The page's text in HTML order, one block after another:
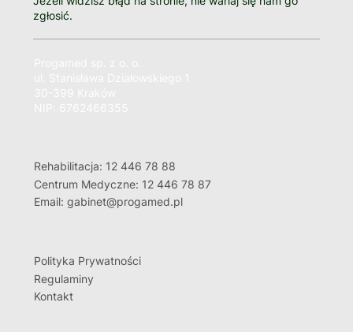
zgłosić.
Rehabilitacja: 12 446 78 88
Centrum Medyczne: 12 446 78 87
Email: gabinet@progamed.pl
Polityka Prywatności
Regulaminy
Kontakt